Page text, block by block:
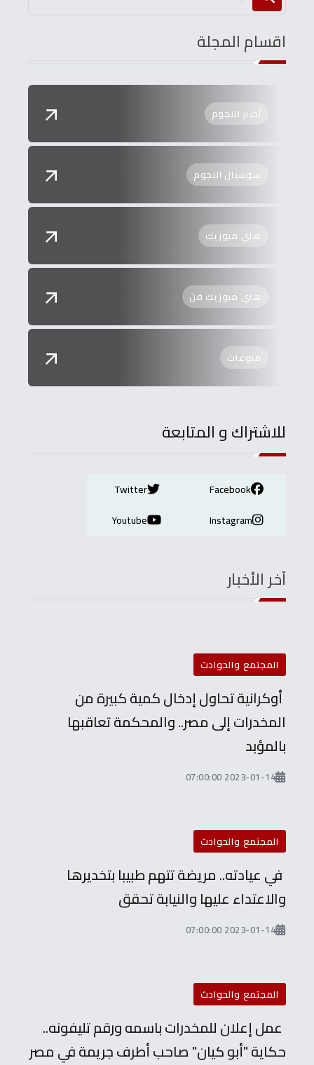
اقسام المجلة
أخبار النجوم
سوشيال النجوم
هاي ميوزيك
هاي ميوزيك فن
منوعات
للاشتراك و المتابعة
Facebook
Twitter
Instagram
Youtube
آخر الأخبار
المجتمع والحوادث
أوكرانية تحاول إدخال كمية كبيرة من
المخدرات إلى مصر.. والمحكمة تعاقبها
بالمؤبد
2023-01-14 07:00:00
المجتمع والحوادث
في عيادته.. مريضة تتهم طبيبا بتخديرها
والاعتداء عليها والنيابة تحقق
2023-01-14 07:00:00
المجتمع والحوادث
عمل إعلان للمخدرات باسمه ورقم تليفونه..
حكاية "أبو كيان" صاحب أطرف جريمة في مصر